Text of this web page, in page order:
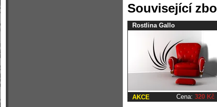
Související
Rostlina Gallo
Cena: 320 Kč
AKCE